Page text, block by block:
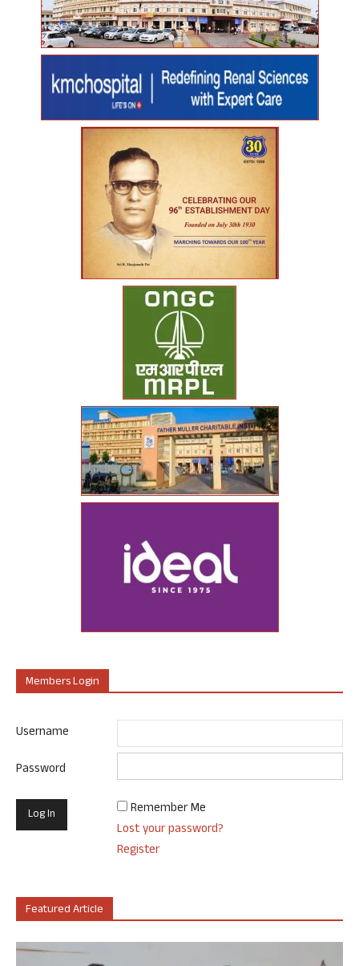
Members Login
Username
Password
Remember Me
Lost your password?
Register
Featured Article